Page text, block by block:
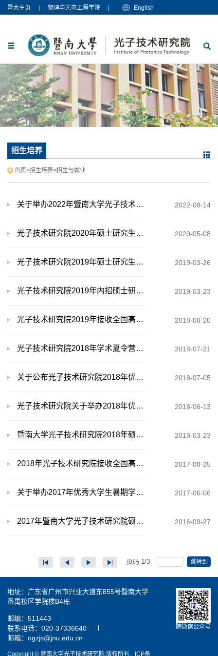
暨大主页 物理与光电工程学院 English
招生培养
首页>招生培养>招生与就业
关于举办2022年暨南大学光子技术研究院学术夏令营的公告 2022-08-14
光子技术研究院2020年硕士研究生招生调剂生名单公示 2020-05-08
光子技术研究院2019年硕士研究生招生调剂生名单公示 2019-03-26
光子技术研究院2019年内招硕士研究生入学复试方案 2019-03-23
光子技术研究院2019年接收全国高校优秀应届本科推免生报名公告 2018-08-20
光子技术研究院2018年学术夏令营优秀营员名单 2018-07-21
关于公布光子技术研究院2018年优秀大学生暑期夏令营营员名单的通知 2018-07-05
光子技术研究院关于举办2018年优秀大学生暑期学术夏令营活动的公告 2018-06-13
暨南大学光子技术研究院2018年硕士研究生入学复试方案 2018-03-23
2018年光子技术研究院接收全国高校优秀应届推免生 2017-08-25
关于举办2017年优秀大学生暑期学术夏令营活动的公告 2017-06-06
2017年暨南大学光子技术研究院硕士研究生招生专业目录 2016-09-27
页码 1/3 跳转到
地址：广东省广州市兴业大道东855号暨南大学
番禺校区学院楼B4栋
邮编：511443
联系电话：020-37336640
邮箱：ogzjs@jnu.edu.cn
Copyright © 暨南大学光子技术研究院 版权所有. ICP备
院微信公众号